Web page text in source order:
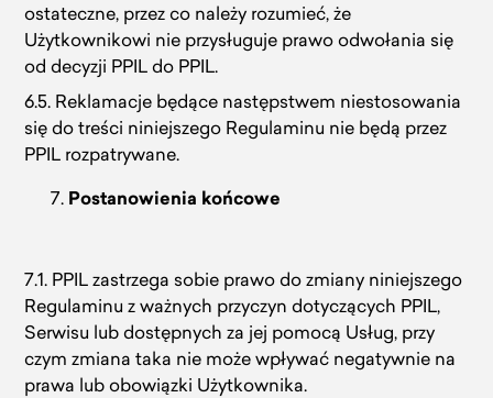
ostateczne, przez co należy rozumieć, że
Użytkownikowi nie przysługuje prawo odwołania się
od decyzji PPIL do PPIL.
6.5. Reklamacje będące następstwem niestosowania
się do treści niniejszego Regulaminu nie będą przez
PPIL rozpatrywane.
Postanowienia końcowe
7.1. PPIL zastrzega sobie prawo do zmiany niniejszego
Regulaminu z ważnych przyczyn dotyczących PPIL,
Serwisu lub dostępnych za jej pomocą Usług, przy
czym zmiana taka nie może wpływać negatywnie na
prawa lub obowiązki Użytkownika.